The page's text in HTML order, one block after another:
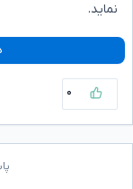
نماید.
۰